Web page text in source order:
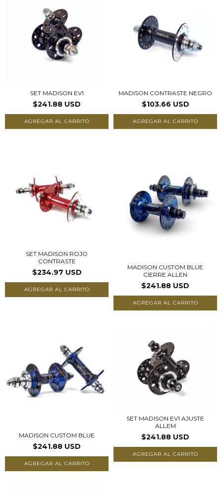
SET MADISON EV1
$241.88 USD
AGREGAR AL CARRITO
MADISON CONTRASTE NEGRO
$103.66 USD
AGREGAR AL CARRITO
SET MADISON ROJO
CONTRASTE
$234.97 USD
AGREGAR AL CARRITO
MADISON CUSTOM BLUE
CIERRE ALLEN
$241.88 USD
AGREGAR AL CARRITO
MADISON CUSTOM BLUE
$241.88 USD
AGREGAR AL CARRITO
SET MADISON EV1 AJUSTE
ALLEM
$241.88 USD
AGREGAR AL CARRITO